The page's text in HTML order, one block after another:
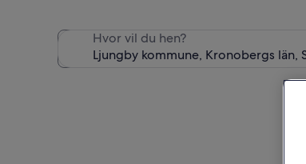
Hvor vil du hen?